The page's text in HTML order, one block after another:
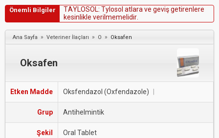
Önemli Bilgiler TAYLOSOL: Tyoso atara ve gevişgetiren ere
kesin ike veri meme idir
Ana Sayfa » Veteriner İlaçları » O » Oksafen
Oksafen
Etken Madde Oksfendazol (Oxfendazole)
Grup Antihelmintik
Şekil Oral Tablet